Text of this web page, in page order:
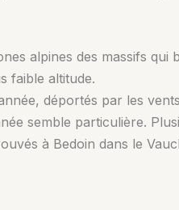
alpines des massifs
faible altitude.
déportés par les
semble particulière.
à Bedoin dans le